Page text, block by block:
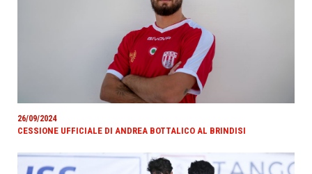
26/09/2024
CESSIONE UFFICIALE DI ANDREA BOTTALICO AL BRINDISI